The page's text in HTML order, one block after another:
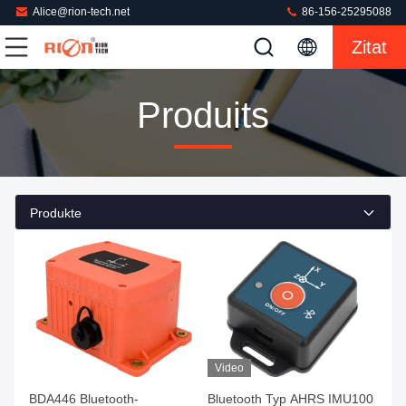
Alice@rion-tech.net 86-156-25295088
Zitat
Produits
Produkte
BDA446 Bluetooth-
Video
Bluetooth Typ AHRS IMU100